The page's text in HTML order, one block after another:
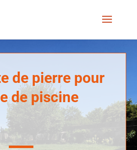
de pierre pour
de piscine